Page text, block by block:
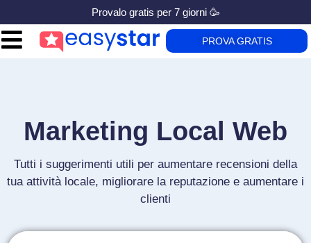
Provalo gratis per 7 giorni 🥳
PROVA GRATIS
Marketing Local Web
Tutti i suggerimenti utili per aumentare recensioni della
tua attività locale, migliorare la reputazione e aumentare i
clienti